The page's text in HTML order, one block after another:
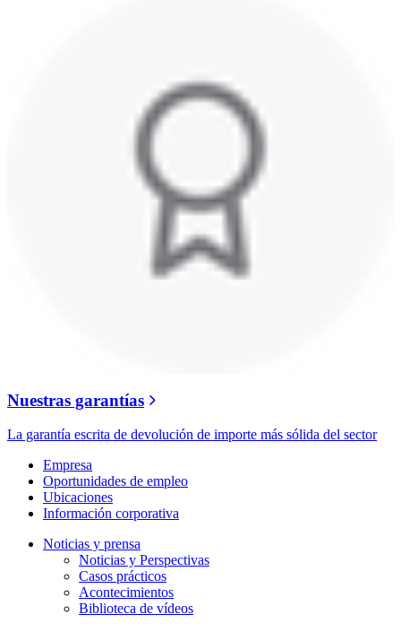
Nuestras garantías
La garantía escrita de devolución de importe más sólida del sector
Empresa
Oportunidades de empleo
Ubicaciones
Información corporativa
Noticias y prensa
Noticias y Perspectivas
Casos prácticos
Acontecimientos
Biblioteca de vídeos